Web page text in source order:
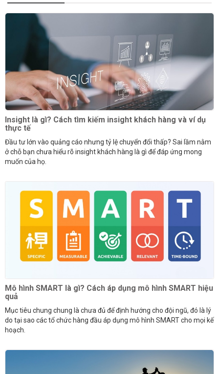
Insight là gì? Cách tìm kiếm insight khách hàng và ví dụ
thực tế
Đầu tư lớn vào quảng cáo nhưng tỷ lệ chuyển đổi thấp? Sai lầm nằm
ở chỗ bạn chưa hiểu rõ insight khách hàng là gì để đáp ứng mong
muốn của họ.
Mô hình SMART là gì? Cách áp dụng mô hình SMART hiệu
quả
Mục tiêu chung chung là chưa đủ để định hướng cho đội ngũ, đó là lý
do tại sao các tổ chức hàng đầu áp dụng mô hình SMART cho mọi kế
hoạch.